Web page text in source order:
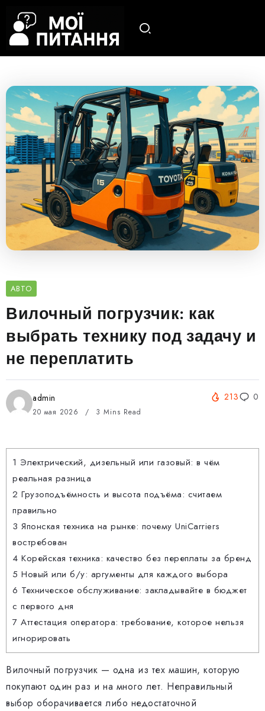
АВТО
Вилочный погрузчик: как
выбрать технику под задачу и
не переплатить
admin
20 мая 2026 3 Mins Read
213 0
1 Электрический, дизельный или газовый: в чём
реальная разница
2 Грузоподъёмность и высота подъёма: считаем
правильно
3 Японская техника на рынке: почему UniCarriers
востребован
4 Корейская техника: качество без переплаты за бренд
5 Новый или б/у: аргументы для каждого выбора
6 Техническое обслуживание: закладывайте в бюджет
с первого дня
7 Аттестация оператора: требование, которое нельзя
игнорировать
Вилочный погрузчик — одна из тех машин, которую
покупают один раз и на много лет. Неправильный
выбор оборачивается либо недостаточной